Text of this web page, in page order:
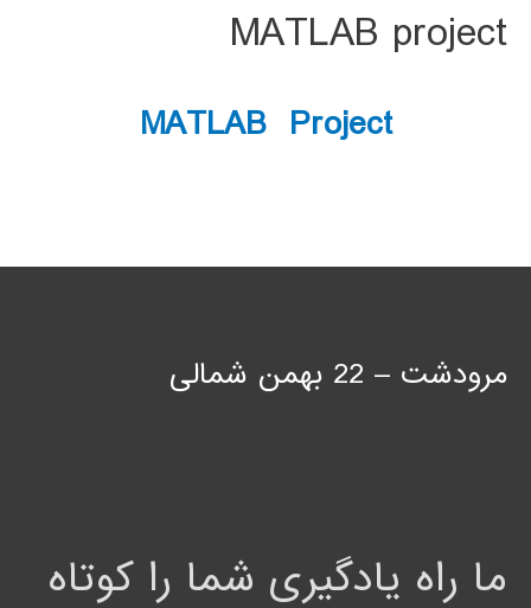
MATLAB project
MATLAB Project
مرودشت – 22 بهمن شمالی
ما راه یادگیری شما را کوتاه